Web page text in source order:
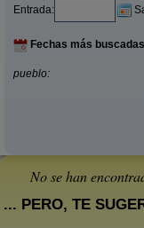
Entrada:
Fechas más buscadas
pueblo:
No se han
... PERO, TE